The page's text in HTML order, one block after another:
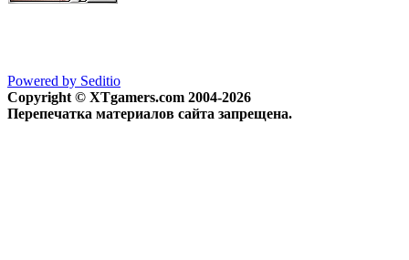
Powered by Seditio
Copyright © XTgamers.com 2004-2026
Перепечатка материалов сайта запрещена.